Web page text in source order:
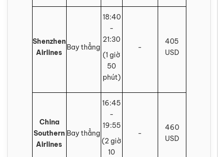
Shenzhen
Airlines
Bay thẳng
18:40
-
21:30
(1 giờ
50
phút)
-
405
USD
China
Southern
Airlines
Bay thẳng
16:45
-
19:55
(2 giờ
10
-
460
USD